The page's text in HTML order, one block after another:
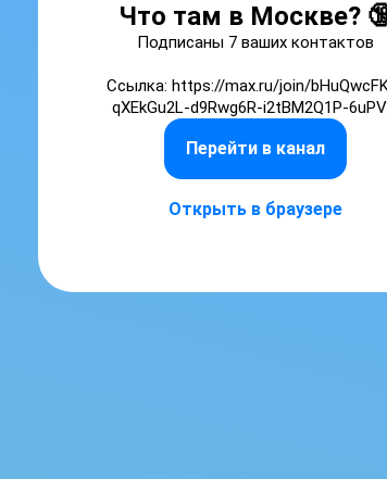
Что там в Москве?
Подписаны 7 ваших контактов
Ссылка: https://max.ru/join/
qXEkGu2L-d9Rwg6R-i2tBM2Q1P-
Перейти в канал
Открыть в браузере